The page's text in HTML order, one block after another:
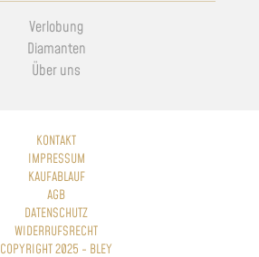
Verlobung
Diamanten
Über uns
COPYRIGHT 2025 - BLEY
KONTAKT
IMPRESSUM
KAUFABLAUF
AGB
DATENSCHUTZ
WIDERRUFSRECHT